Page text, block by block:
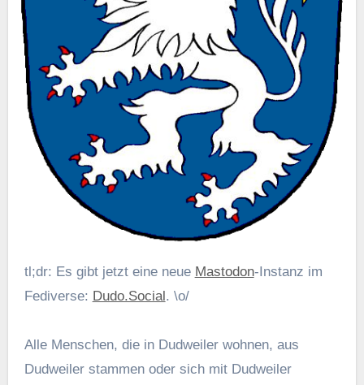
tl;dr: Es gibt jetzt eine neue Mastodon-Instanz im
Fediverse: Dudo.Social. \o/
Alle Menschen, die in Dudweiler wohnen, aus
Dudweiler stammen oder sich mit Dudweiler